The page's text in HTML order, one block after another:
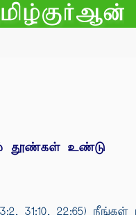
தூண்கள் உண்டு
31:10, 22:65)